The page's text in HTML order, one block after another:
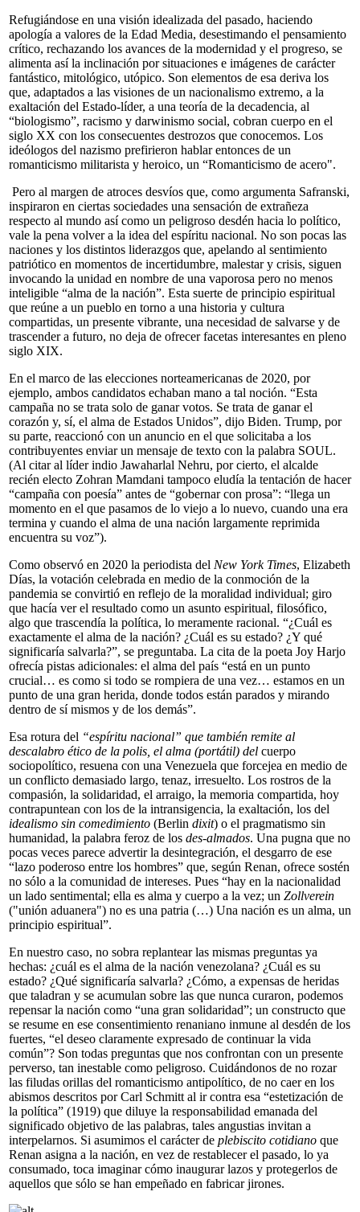
Refugiándose en una visión idealizada del pasado, haciendo
apología a valores de la Edad Media, desestimando el pensamiento
crítico, rechazando los avances de la modernidad y el progreso, se
alimenta así la inclinación por situaciones e imágenes de carácter
fantástico, mitológico, utópico. Son elementos de esa deriva los
que, adaptados a las visiones de un nacionalismo extremo, a la
exaltación del Estado-líder, a una teoría de la decadencia, al
“biologismo”, racismo y darwinismo social, cobran cuerpo en el
siglo XX con los consecuentes destrozos que conocemos. Los
ideólogos del nazismo prefirieron hablar entonces de un
romanticismo militarista y heroico, un “Romanticismo de acero".
Pero al margen de atroces desvíos que, como argumenta Safranski,
inspiraron en ciertas sociedades una sensación de extrañeza
respecto al mundo así como un peligroso desdén hacia lo político,
vale la pena volver a la idea del espíritu nacional. No son pocas las
naciones y los distintos liderazgos que, apelando al sentimiento
patriótico en momentos de incertidumbre, malestar y crisis, siguen
invocando la unidad en nombre de una vaporosa pero no menos
inteligible “alma de la nación”. Esta suerte de principio espiritual
que reúne a un pueblo en torno a una historia y cultura
compartidas, un presente vibrante, una necesidad de salvarse y de
trascender a futuro, no deja de ofrecer facetas interesantes en pleno
siglo XIX.
En el marco de las elecciones norteamericanas de 2020, por
ejemplo, ambos candidatos echaban mano a tal noción. “Esta
campaña no se trata solo de ganar votos. Se trata de ganar el
corazón y, sí, el alma de Estados Unidos”, dijo Biden. Trump, por
su parte, reaccionó con un anuncio en el que solicitaba a los
contribuyentes enviar un mensaje de texto con la palabra SOUL.
(Al citar al líder indio Jawaharlal Nehru, por cierto, el alcalde
recién electo Zohran Mamdani tampoco eludía la tentación de hacer
“campaña con poesía” antes de “gobernar con prosa”: “llega un
momento en el que pasamos de lo viejo a lo nuevo, cuando una era
termina y cuando el alma de una nación largamente reprimida
encuentra su voz”).
Como observó en 2020 la periodista del New York Times, Elizabeth
Días, la votación celebrada en medio de la conmoción de la
pandemia se convirtió en reflejo de la moralidad individual; giro
que hacía ver el resultado como un asunto espiritual, filosófico,
algo que trascendía la política, lo meramente racional. “¿Cuál es
exactamente el alma de la nación? ¿Cuál es su estado? ¿Y qué
significaría salvarla?”, se preguntaba. La cita de la poeta Joy Harjo
ofrecía pistas adicionales: el alma del país “está en un punto
crucial… es como si todo se rompiera de una vez… estamos en un
punto de una gran herida, donde todos están parados y mirando
dentro de sí mismos y de los demás”.
Esa rotura del “espíritu nacional” que también remite al
descalabro ético de la polis, el alma (portátil) del cuerpo
sociopolítico, resuena con una Venezuela que forcejea en medio de
un conflicto demasiado largo, tenaz, irresuelto. Los rostros de la
compasión, la solidaridad, el arraigo, la memoria compartida, hoy
contrapuntean con los de la intransigencia, la exaltación, los del
idealismo sin comedimiento (Berlin dixit) o el pragmatismo sin
humanidad, la palabra feroz de los des-almados. Una pugna que no
pocas veces parece advertir la desintegración, el desgarro de ese
“lazo poderoso entre los hombres” que, según Renan, ofrece sostén
no sólo a la comunidad de intereses. Pues “hay en la nacionalidad
un lado sentimental; ella es alma y cuerpo a la vez; un Zollverein
("unión aduanera") no es una patria (…) Una nación es un alma, un
principio espiritual”.
En nuestro caso, no sobra replantear las mismas preguntas ya
hechas: ¿cuál es el alma de la nación venezolana? ¿Cuál es su
estado? ¿Qué significaría salvarla? ¿Cómo, a expensas de heridas
que taladran y se acumulan sobre las que nunca curaron, podemos
repensar la nación como “una gran solidaridad”; un constructo que
se resume en ese consentimiento renaniano inmune al desdén de los
fuertes, “el deseo claramente expresado de continuar la vida
común”? Son todas preguntas que nos confrontan con un presente
perverso, tan inestable como peligroso. Cuidándonos de no rozar
las filudas orillas del romanticismo antipolítico, de no caer en los
abismos descritos por Carl Schmitt al ir contra esa “estetización de
la política” (1919) que diluye la responsabilidad emanada del
significado objetivo de las palabras, tales angustias invitan a
interpelarnos. Si asumimos el carácter de plebiscito cotidiano que
Renan asigna a la nación, en vez de restablecer el pasado, lo ya
consumado, toca imaginar cómo inaugurar lazos y protegerlos de
aquellos que sólo se han empeñado en fabricar jirones.